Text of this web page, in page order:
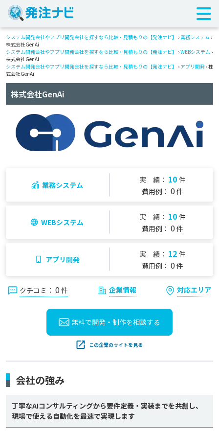
システム開発会社やアプリ開発会社を探すなら比較・見積もりの【発注ナビ】 › 業務システム ›
株式会社GenAi
システム開発会社やアプリ開発会社を探すなら比較・見積もりの【発注ナビ】
›WEBシステム ›
株式会社GenAi
システム開発会社やアプリ開発会社を探すなら比較・見積もりの【発注ナビ】
› アプリ開発 › 株
式会社GenAi
株式会社GenAi
業務システム
実 績： 10 件
費用例： 0 件
WEBシステム
実 績： 10 件
費用例： 0 件
アプリ開発
実 績： 12 件
費用例： 0 件
クチコミ： 0 件 企業情報 対応エリア
無料で開発・制作を相談する
この企業のサイトを見る
会社の強み
丁寧なAIコンサルティングから要件定義・実装までを共創し、
現場で使える自動化を最速で実現します